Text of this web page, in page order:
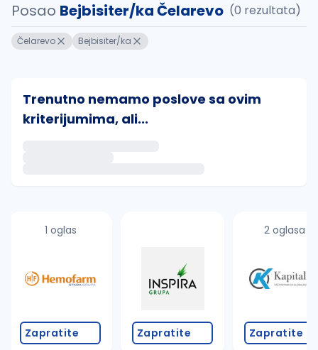
Posao Bejbisiter/ka Čelarevo (0 rezultata)
Čelarevo Bejbisiter/ka
Trenutno nemamo poslove sa ovim
kriterijumima, ali...
proverite pravopisne greške (koristite č, ć, š, đ,
promenite odabrane filtere pretrage
1 oglas
Zapratite Zapratite
2 oglasa
Zapratite